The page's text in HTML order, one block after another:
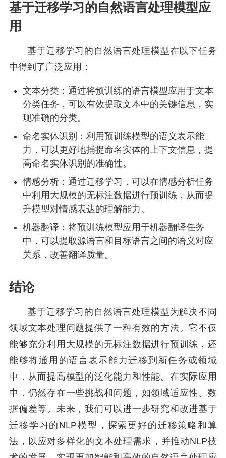
基于迁移学习的自然语言处理模型应
用
基于迁移学习的自然语言处理模型在以下任务
中得到了广泛应用：
文本分类：通过将预训练的语言模型应用于文本
分类任务，可以有效提取文本中的关键信息，实
现准确的分类。
命名实体识别：利用预训练模型的语义表示能
力，可以更好地捕捉命名实体的上下文信息，提
高命名实体识别的准确性。
情感分析：通过迁移学习，可以在情感分析任务
中利用大规模的无标注数据进行预训练，从而提
升模型对情感表达的理解能力。
机器翻译：将预训练模型应用于机器翻译任务
中，可以提取源语言和目标语言之间的语义对应
关系，改善翻译质量。
结论
基于迁移学习的自然语言处理模型为解决不同
领域文本处理问题提供了一种有效的方法。它不仅
能够充分利用大规模的无标注数据进行预训练，还
能够将通用的语言表示能力迁移到新任务或领域
中，从而提高模型的泛化能力和性能。在实际应用
中，仍然存在一些挑战和问题，如领域适应性、数
据偏差等。未来，我们可以进一步研究和改进基于
迁移学习的NLP模型，探索更好的迁移策略和算
法，以应对多样化的文本处理需求，并推动NLP技